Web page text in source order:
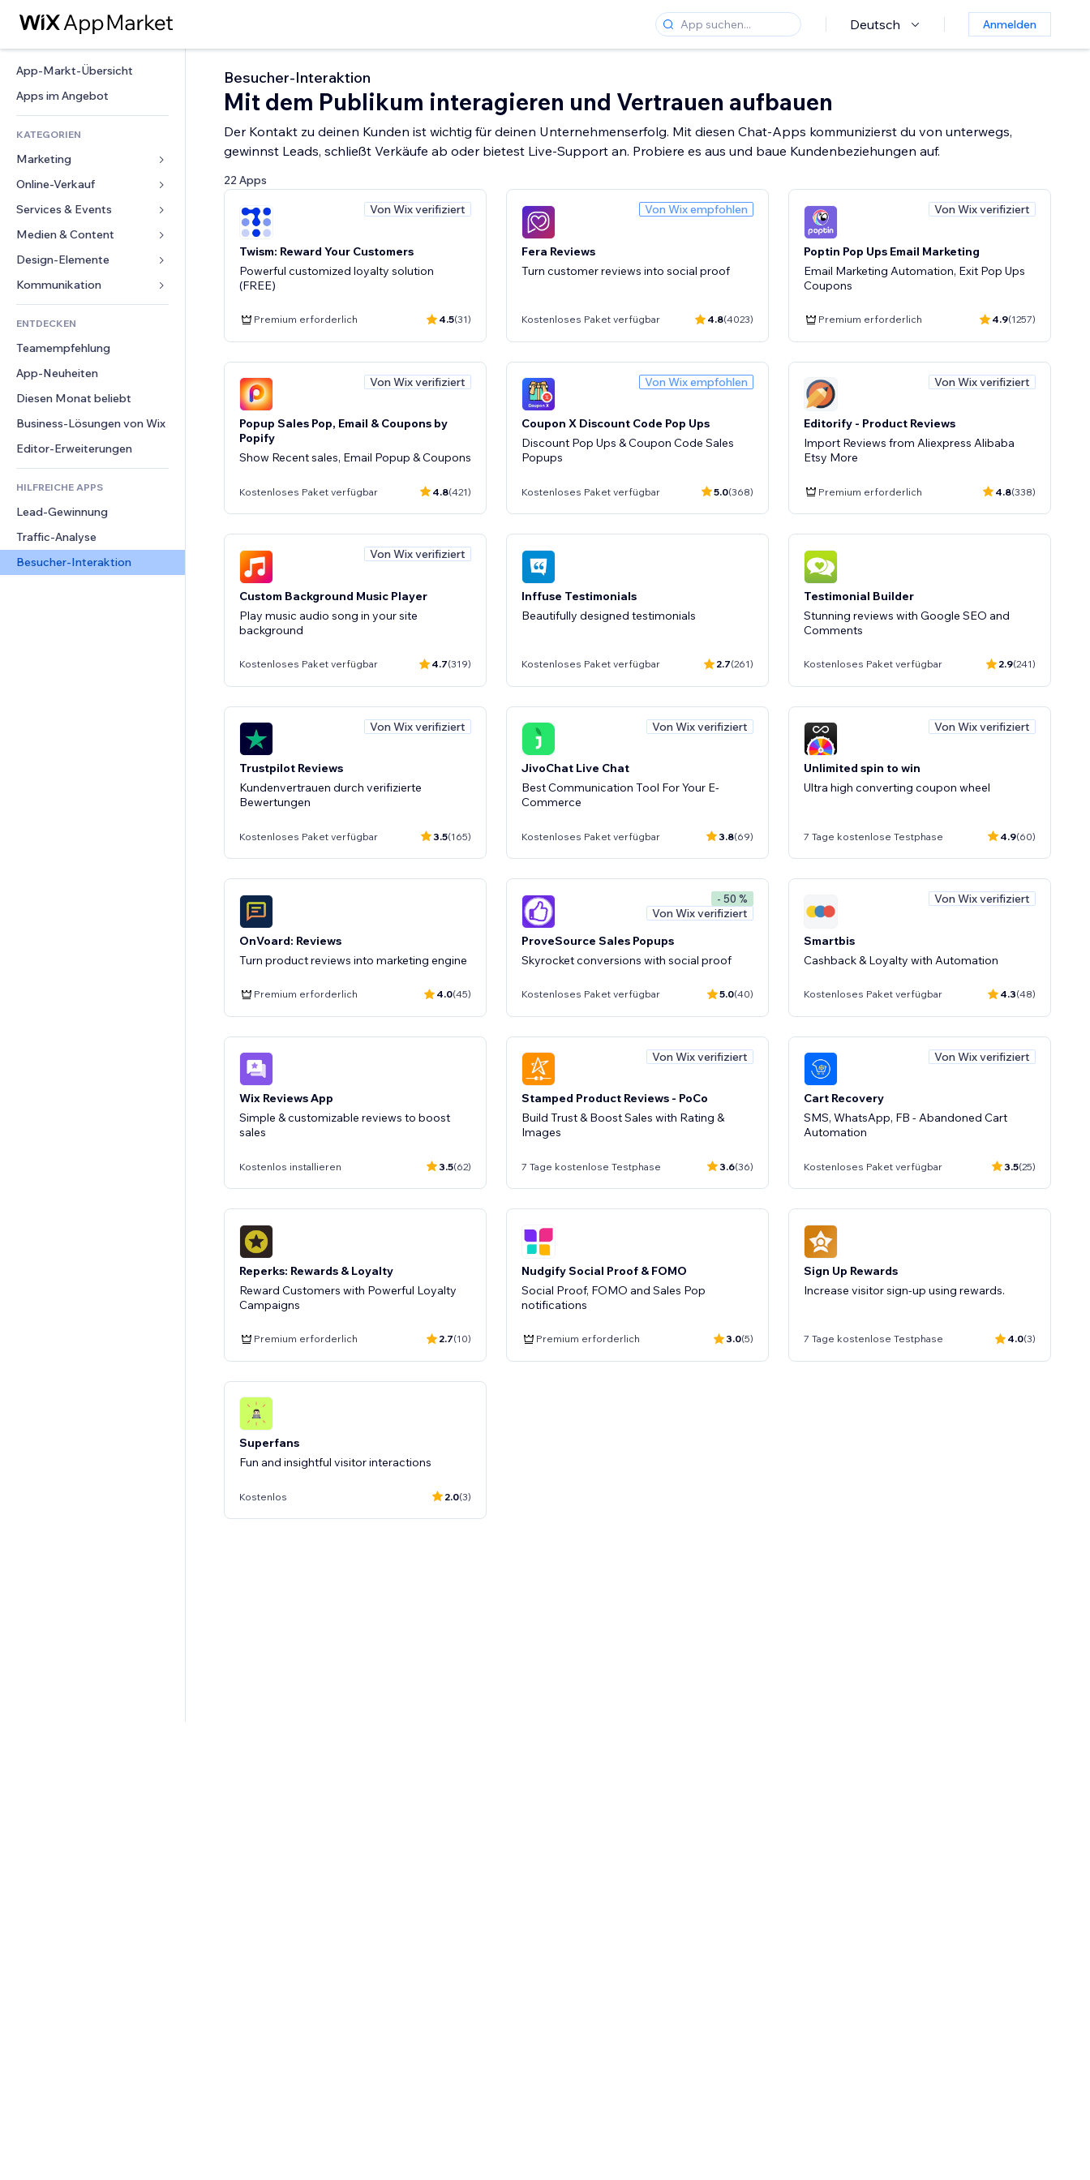
Deutsch Anmelden
App-Markt-Übersicht
Apps im Angebot
KATEGORIEN
Marketing
Anzeigen
Mobil
Statistiken
Website-Einträge
E-Mail
Online-Verkauf
Apps für Shops
Versand & Lieferung
Verkaufen-Buttons
Buchhaltung
Gutscheine & Treuebonus
Lagerlösungen
Speisen & Getränke
Services & Events
Hotels
Events
Restaurants
Immobilien
Buchungen
Medien & Content
Galerie
Musik
Podcasts
Fotografie
Video
PDF
Dateifreigabe
News
Design-Elemente
Karten & Navigation
Datenschutz & Sicherheit
Uhr
Seiten-Vorlagen
Bildeffekte
Buttons & Menüs
Banner & Abzeichen
Taschenrechner
Suche
Wetter
Diagramme & Tabellen
Formulare
Umfragen
Chat
Kommentare
Telefon
Community
Bewertungen und Feedback
CRM
ENTDECKEN
Teamempfehlung
App-Neuheiten
Diesen Monat beliebt
Business-Lösungen von Wix
Editor-Erweiterungen
HILFREICHE APPS
Lead-Gewinnung
Traffic-Analyse
Besucher-Interaktion
Besucher-Interaktion
Mit dem Publikum interagieren und Vertrauen aufbauen
Der Kontakt zu deinen Kunden ist wichtig für deinen Unternehmenserfolg. Mit diesen Chat-Apps kommunizierst du von unterwegs,
gewinnst Leads, schließt Verkäufe ab oder bietest Live-Support an. Probiere es aus und baue Kundenbeziehungen auf.
22 Apps
Von Wix verifiziert
Twism: Reward Your Customers
Powerful customized loyalty solution
(FREE)
Premium erforderlich 4.5(31)
Von Wix empfohlen
Fera Reviews
Turn customer reviews into social proof
Kostenloses Paket verfügbar 4.8(4023)
Von Wix verifiziert
Poptin Pop Ups Email Marketing
Email Marketing Automation, Exit Pop Ups
Coupons
Premium erforderlich 4.9(1257)
Von Wix verifiziert
Popup Sales Pop, Email & Coupons by
Popify
Show Recent sales, Email Popup & Coupons
Kostenloses Paket verfügbar 4.8(421)
Von Wix empfohlen
Coupon X Discount Code Pop Ups
Discount Pop Ups & Coupon Code Sales
Popups
Kostenloses Paket verfügbar 5.0(368)
Von Wix verifiziert
Editorify ‑ Product Reviews
Import Reviews from Aliexpress Alibaba
Etsy More
Premium erforderlich 4.8(338)
Von Wix verifiziert
Custom Background Music Player
Play music audio song in your site
background
Kostenloses Paket verfügbar 4.7(319)
Inffuse Testimonials
Beautifully designed testimonials
Kostenloses Paket verfügbar 2.7(261)
Testimonial Builder
Stunning reviews with Google SEO and
Comments
Kostenloses Paket verfügbar 2.9(241)
Von Wix verifiziert
Trustpilot Reviews
Kundenvertrauen durch verifizierte
Bewertungen
Kostenloses Paket verfügbar 3.5(165)
Von Wix verifiziert
JivoChat Live Chat
Best Communication Tool For Your E-
Commerce
Kostenloses Paket verfügbar 3.8(69)
Von Wix verifiziert
Unlimited spin to win
Ultra high converting coupon wheel
7 Tage kostenlose Testphase 4.9(60)
OnVoard: Reviews
Turn product reviews into marketing engine
Premium erforderlich 4.0(45)
- 50 %
Von Wix verifiziert
ProveSource Sales Popups
Skyrocket conversions with social proof
Kostenloses Paket verfügbar 5.0(40)
Von Wix verifiziert
Smartbis
Cashback & Loyalty with Automation
Kostenloses Paket verfügbar 4.3(48)
Wix Reviews App
Simple & customizable reviews to boost
Kostenlos installieren 3.5(62)
Von Wix verifiziert
Stamped Product Reviews - PoCo
Build Trust & Boost Sales with Rating &
Images
7 Tage kostenlose Testphase 3.6(36)
Von Wix verifiziert
Cart Recovery
SMS, WhatsApp, FB - Abandoned Cart
Automation
Kostenloses Paket verfügbar 3.5(25)
Reperks: Rewards & Loyalty
Reward Customers with Powerful Loyalty
Campaigns
Premium erforderlich 2.7(10)
Nudgify Social Proof & FOMO
Social Proof, FOMO and Sales Pop
notifications
Premium erforderlich 3.0(5)
Sign Up Rewards
Increase visitor sign-up using rewards.
7 Tage kostenlose Testphase 4.0(3)
Superfans
Fun and insightful visitor interactions
Kostenlos 2.0(3)